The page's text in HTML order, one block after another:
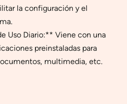
la configuración y el
Uso Diario:** Viene con una
preinstaladas para
multimedia, etc.